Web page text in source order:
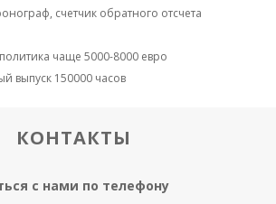
счетчик обратного отсчета
чаще 5000-8000 евро
выпуск 150000 часов
КОНТАКТЫ
с нами по телефону